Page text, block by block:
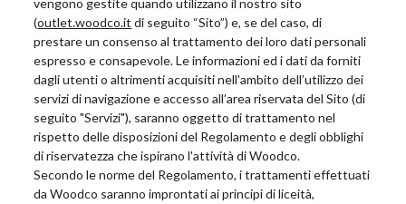
vengono gestite quando utilizzano il nostro sito
(outlet.woodco.it di seguito “Sito”) e, se del caso, di
prestare un consenso al trattamento dei loro dati personali
espresso e consapevole. Le informazioni ed i dati da forniti
dagli utenti o altrimenti acquisiti nell'ambito dell’utilizzo dei
servizi di navigazione e accesso all’area riservata del Sito (di
seguito "Servizi"), saranno oggetto di trattamento nel
rispetto delle disposizioni del Regolamento e degli obblighi
di riservatezza che ispirano l'attività di Woodco.
Secondo le norme del Regolamento, i trattamenti effettuati
da Woodco saranno improntati ai principi di liceità,